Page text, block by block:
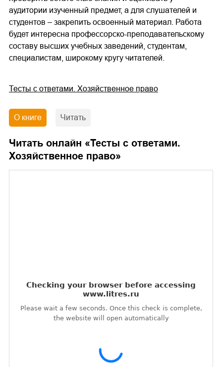
аудитории изученный предмет, а для слушателей и
студентов – закрепить освоенный материал. Работа
будет интересна профессорско-преподавательскому
составу высших учебных заведений, студентам,
специалистам, широкому кругу читателей.
Тесты с ответами. Хозяйственное право
О книге Читать
Читать онлайн «Тесты с ответами.
Хозяйственное право»